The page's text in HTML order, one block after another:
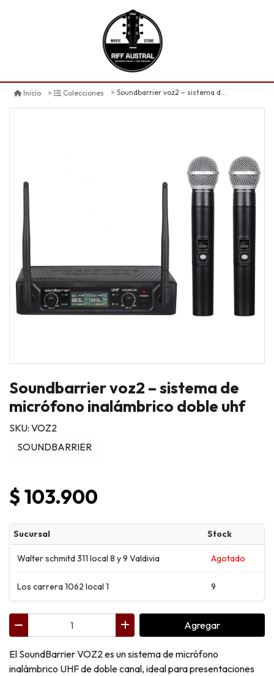
Inicio Colecciones Soundbarrier voz2 – sistema de micrófono inalámbrico doble uhf
Soundbarrier voz2 – sistema de
micrófono inalámbrico doble uhf
SKU: VOZ2
SOUNDBARRIER
$ 103.900
Sucursal Stock
Walter schmitd 311 local 8 y 9 Valdivia Agotado
Los carrera 1062 local 1 9
Agregar
El SoundBarrier VOZ2 es un sistema de micrófono
inalámbrico UHF de doble canal, ideal para presentaciones